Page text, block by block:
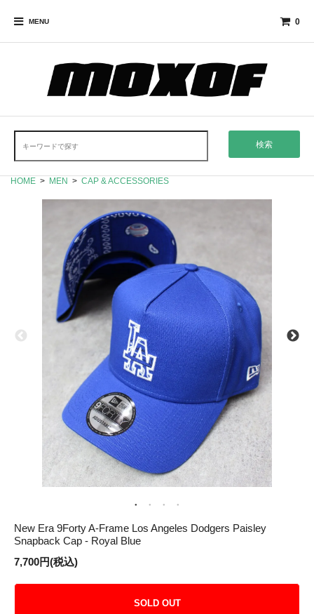
MENU 0
検索
HOME > MEN > CAP & ACCESSORIES
New Era 9Forty A-Frame Los Angeles Dodgers Paisley
Snapback Cap - Royal Blue
7,700円(税込)
SOLD OUT